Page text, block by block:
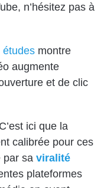
n’hésitez pas à
études montre
augmente
et de clic
ici que la
calibrée pour ces
par sa viralité
plateformes